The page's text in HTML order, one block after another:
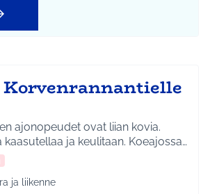
Korvenrannantielle
ajonopeudet ovat liian kovia.
kaasutellaa ja keulitaan. Koeajossa…
mukaan: Riihikallio
tulokset teeman mukaan: Infra ja liikenne
ja liikenne